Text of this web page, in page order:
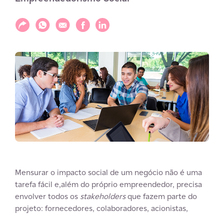
Compartilhar
Compartilhar via WhatsApp
Compartilhar via E-mail
Compartilhar via Facebook
Compartilhar via LinkedIn
Mensurar o impacto social de um negócio não é uma
tarefa fácil e,além do próprio empreendedor, precisa
envolver todos os stakeholdersque fazem parte do
projeto: fornecedores, colaboradores, acionistas,